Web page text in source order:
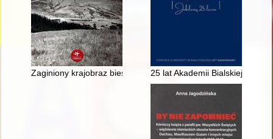
Zaginiony krajobraz bieszczadzkich połonin25 lat Akademii Bialskiej im.